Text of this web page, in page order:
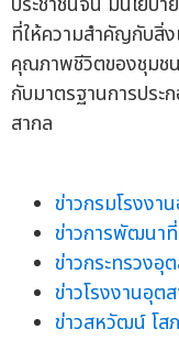
ที่ให้ความสำคัญกับสิ่
คุณภาพชีวิตของชุมช
กับมาตรฐานการประ
สากล
ข่าวกรมโรงงา
ข่าวการพัฒนา
ข่าวกระทรวงอุ
ข่าวโรงงานอุต
ข่าวสหวัฒน์ โส